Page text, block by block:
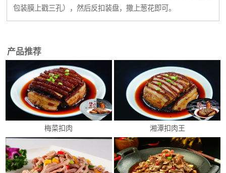
包装膜上戳三孔），然后反扣装盘，撒上葱花即可。
产品推荐
梅菜扣肉 湘潭扣肉王